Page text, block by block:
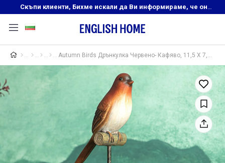
Скъпи клиенти, Бихме искали да Ви информираме, че онлайн магазинът на English Home преустановява своята дейност. Прекрасният ни и усмихнат екип ,Ви очаква в нашите физически магазини, където ще откриете любимите си продукти! Благодарим Ви, че сте част от семейството на Еnglish Home!